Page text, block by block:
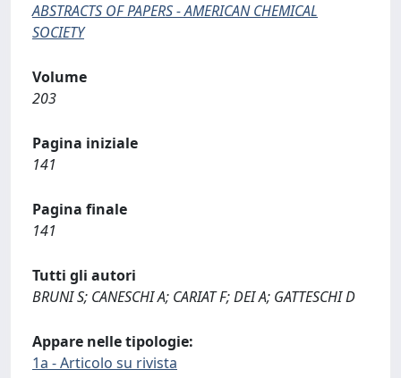
ABSTRACTS OF PAPERS - AMERICAN CHEMICAL
SOCIETY
Volume
203
Pagina iniziale
141
Pagina finale
141
Tutti gli autori
BRUNI S; CANESCHI A; CARIAT F; DEI A; GATTESCHI D
Appare nelle tipologie:
1a - Articolo su rivista